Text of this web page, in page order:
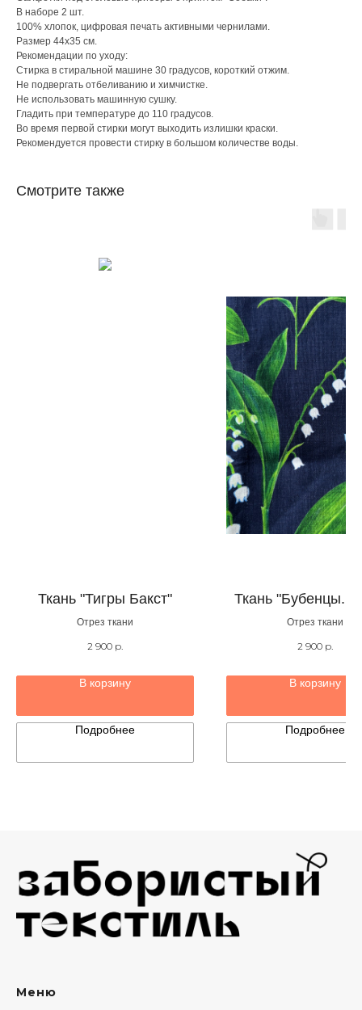
В наборе 2 шт.
100% хлопок, цифровая печать активными чернилами.
Размер 44х35 см.
Рекомендации по уходу:
Стирка в стиральной машине 30 градусов, короткий отжим.
Не подвергать отбеливанию и химчистке.
Не использовать машинную сушку.
Гладить при температуре до 110 градусов.
Во время первой стирки могут выходить излишки краски.
Рекомендуется провести стирку в большом количестве воды.
Смотрите также
Ткань "Тигры Бакст"
Отрез ткани
2 900 р.
В корзину
Подробнее
Ткань "Бубенцы.
Отрез ткани
2 900 р.
В корзину
Подробнее
Меню